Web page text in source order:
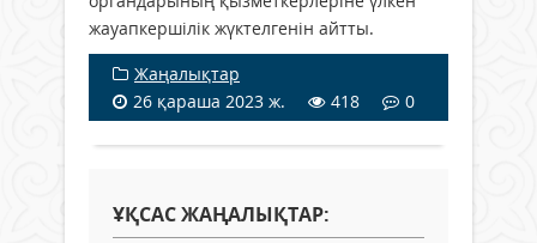
жауапкершілік жүктелгенін айтты.
Жаңалықтар
26 қараша 2023 ж.
418 0
ҰҚСАС ЖАҢАЛЫҚТАР: